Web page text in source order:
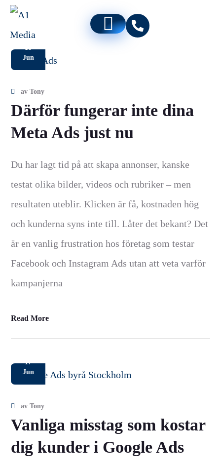
18
Jun
avTony
Därför fungerar inte dina
Meta Ads just nu
Du har lagt tid på att skapa annonser, kanske
testat olika bilder, videos och rubriker – men
resultaten uteblir. Klicken är få, kostnaden hög
och kunderna syns inte till. Låter det bekant? Det
är en vanlig frustration hos företag som testar
Facebook och Instagram Ads utan att veta varför
kampanjerna
Read More
17
Jun
avTony
Vanliga misstag som kostar
dig kunder i Google Ads